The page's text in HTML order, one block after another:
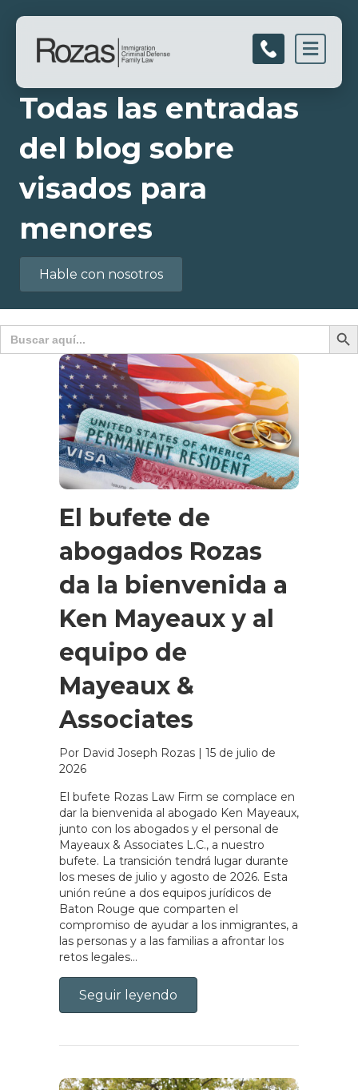
Todas las entradas
del blog sobre
visados para
menores
Hable con nosotros
Buscar: Botón
El bufete de
abogados Rozas
da la bienvenida a
Ken Mayeaux y al
equipo de
Mayeaux &
Associates
Por David Joseph Rozas | 15 de julio de
2026
El bufete Rozas Law Firm se complace en
dar la bienvenida al abogado Ken Mayeaux,
junto con los abogados y el personal de
Mayeaux & Associates L.C., a nuestro
bufete. La transición tendrá lugar durante
los meses de julio y agosto de 2026. Esta
unión reúne a dos equipos jurídicos de
Baton Rouge que comparten el
compromiso de ayudar a los inmigrantes, a
las personas y a las familias a afrontar los
retos legales…
Seguir leyendo